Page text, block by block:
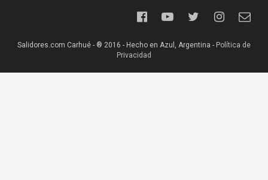
Salidores.com Carhué - ® 2016 - Hecho en Azul, Argentina - Política de
Privacidad